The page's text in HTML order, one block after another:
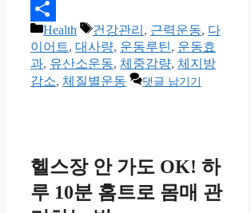
Email
Share
카
테
고
리
Health
태
그
건강관리 , 근력운동, 다
이어트, 대사량, 운동루틴, 운동효
과, 유산소운동, 체중감량, 체지방
감소, 체질별운동 댓글 남기기
헬스장 안 가도 OK! 하
루 10분 홈트로 몸매 관